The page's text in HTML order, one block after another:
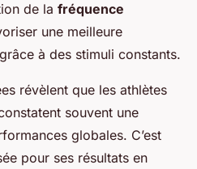
de la fréquence
une meilleure
à des stimuli constants.
révèlent que les athlètes
souvent une
globales. C’est
pour ses résultats en